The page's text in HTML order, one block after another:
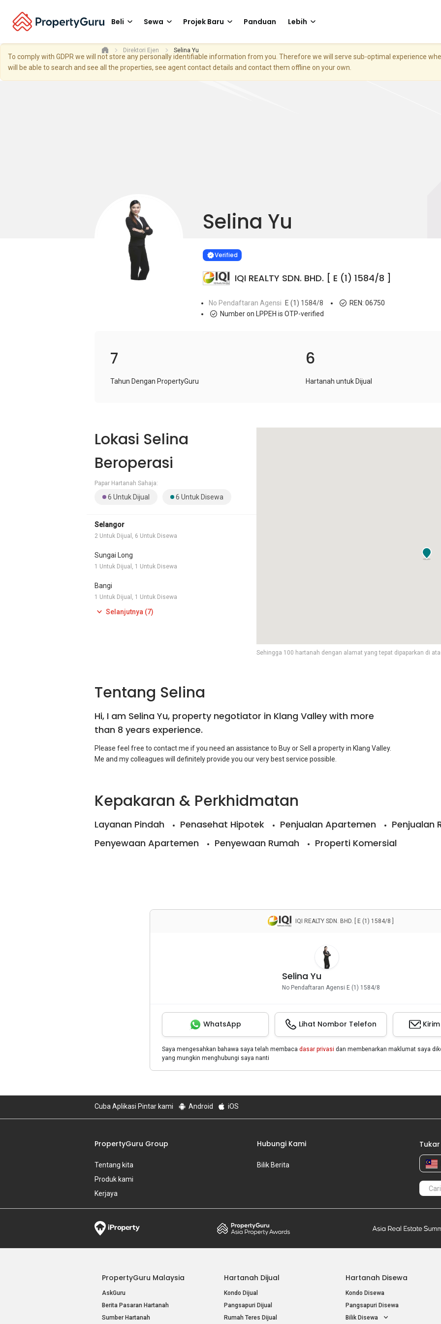
Beli Sewa Projek Baru Panduan Lebih
To comply with GDPR we will not store any personally identifiable information from you. Therefore we will serve sub-optimal experience
will be able to search and see all the properties, see agent contact details and contact them offline on your own.
Direktori Ejen Selina Yu
Selina Yu
VERIFIED
Verified
IQI REALTY SDN. BHD. [ E (1) 1584/8 ]
No Pendaftaran Agensi E (1) 1584/8 REN: 06750
Number on LPPEH is OTP-verified
7
Tahun Dengan PropertyGuru
6
Hartanah untuk Dijual
Lokasi Selina
Beroperasi
Papar Hartanah Sahaja:
6 Untuk Dijual 6 Untuk Disewa
Selangor
2 Untuk Dijual, 6 Untuk Disewa
Sungai Long
1 Untuk Dijual, 1 Untuk Disewa
Bangi
1 Untuk Dijual, 1 Untuk Disewa
Selanjutnya (7)
Sehingga 100 hartanah dengan alamat yang tepat dipaparkan di
Tentang Selina
Hi, I am Selina Yu, property negotiator in Klang Valley with more
than 8 years experience.
Please feel free to contact me if you need an assistance to Buy or Sell a property in Klang Valley.
Kepakaran & Perkhidmatan
Layanan Pindah Penasehat Hipotek Penjualan Apartemen
Penjualan
Penyewaan Apartemen
Penyewaan Rumah Properti Komersial
IQI REALTY SDN. BHD. [ E (1) 1584/8 ]
Selina Yu
No Pendaftaran Agensi E (1) 1584/8
WhatsApp Lihat Nombor Telefon
Saya mengesahkan bahawa saya telah membaca dasar privasi dan membenarkan maklumat saya
yang mungkin menghubungi saya nanti
Cuba Aplikasi Pintar kami Android iOS
PropertyGuru Group
Tentang kita
Produk kami
Kerjaya
Hubungi Kami
Bilik Berita
PropertyGuru Malaysia
AskGuru
Berita Pasaran Hartanah
Sumber Hartanah
Hartanah Dijual
Kondo Dijual
Pangsapuri Dijual
Rumah Teres Dijual
Hartanah Disewa
Kondo Disewa
Pangsapuri Disewa
Bilik Disewa
Learn more